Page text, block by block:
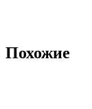
Похожие